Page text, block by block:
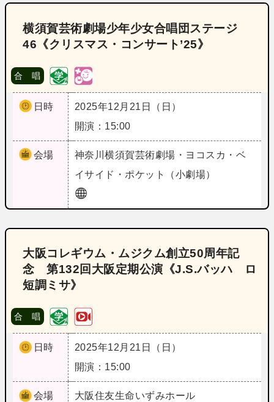
横須賀芸術劇場少年少女合唱団ステージ
46《クリスマス・コンサート’25》
合 唱
日時
2025年12月21日（日）
開演：15:00
会場 神奈川横須賀芸術劇場・ヨコスカ・ベ
イサイド・ポケット（小劇場）
大阪コレギウム・ムジクム創立50周年記
念 第132回大阪定期公演《J.S.バッハ ロ
短調ミサ》
合 唱
日時
2025年12月21日（日）
開演：15:00
会場 大阪住友生命いずみホール